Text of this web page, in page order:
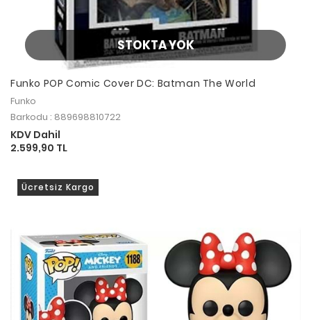
STOKTA YOK
Funko POP Comic Cover DC: Batman The World
Funko
Barkodu : 889698810722
KDV Dahil
2.599,90 TL
Ücretsiz Kargo